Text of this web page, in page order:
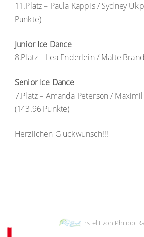
11.Platz – Paula Kappis / Sydney
Punkte)
Junior Ice Dance
8.Platz – Lea Enderlein / Malte
Senior Ice Dance
7.Platz – Amanda Peterson /
(143.96 Punkte)
Herzlichen Glückwunsch!!!
Erstellt von Philipp